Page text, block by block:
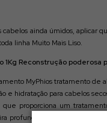
cabelos ainda úmidos,
linha Muito Mais Liso.
1Kg Reconstrução poderosa
MyPhios tratamento de
e hidratação para cabelos
que proporciona um
profunda nos fios,